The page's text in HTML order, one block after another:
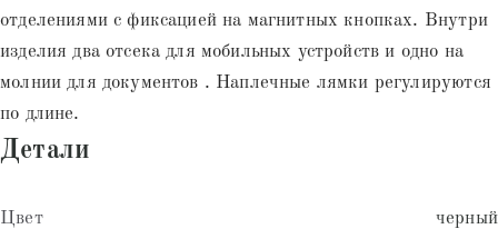
отделениями с фиксацией на магнитных кнопках. Внутри
изделия два отсека для мобильных устройств и одно на
молнии для документов . Наплечные лямки регулируются
по длине.
Детали
Цвет черный